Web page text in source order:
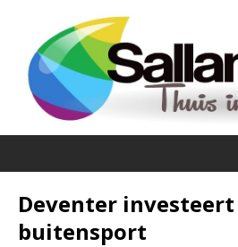
Deventer
buitensport